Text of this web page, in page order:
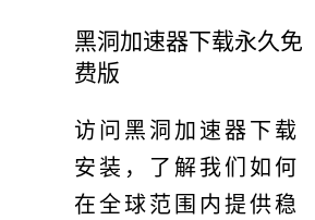
黑洞加速器下载永久免
费版
访问黑洞加速器下载
安装，了解我们如何
在全球范围内提供稳